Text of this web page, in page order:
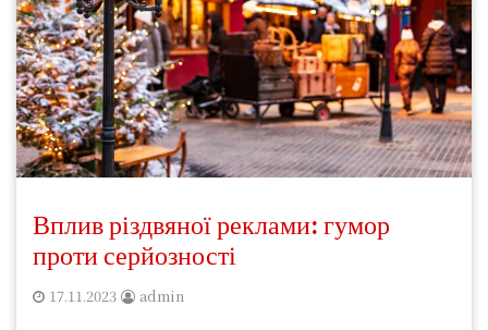
Вплив різдвяної реклами: гумор
проти серйозності
17.11.2023 admin